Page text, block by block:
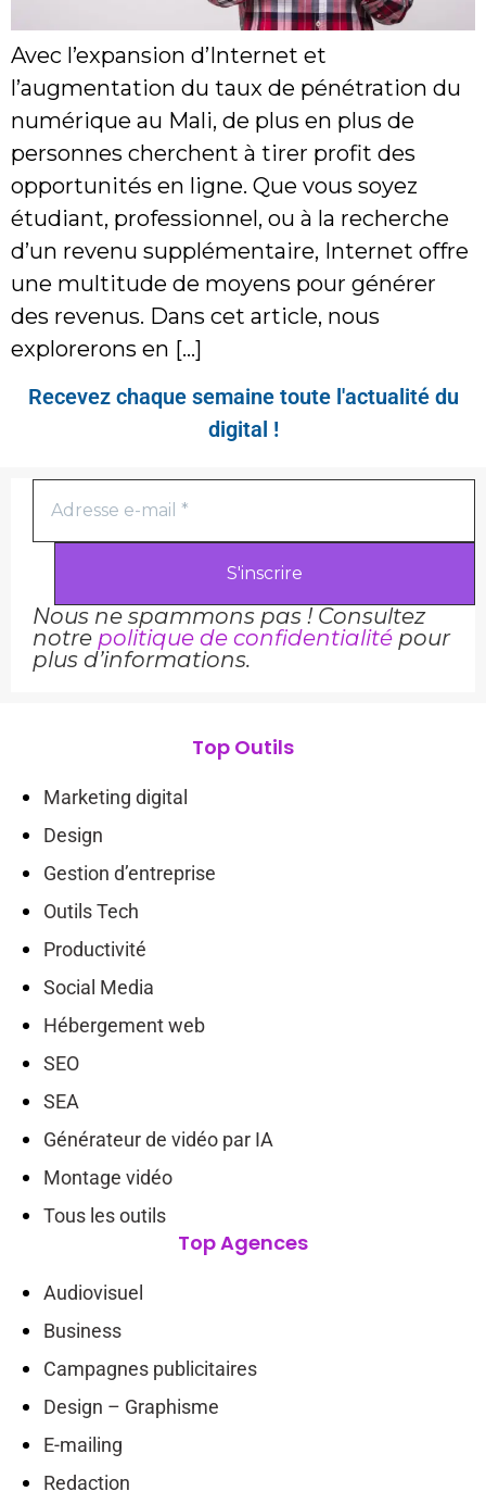
Avec l’expansion d’Internet et
l’augmentation du taux de pénétration du
numérique au Mali, de plus en plus de
personnes cherchent à tirer profit des
opportunités en ligne. Que vous soyez
étudiant, professionnel, ou à la recherche
d’un revenu supplémentaire, Internet offre
une multitude de moyens pour générer
des revenus. Dans cet article, nous
explorerons en […]
Recevez chaque semaine toute l'actualité du
digital !
Nous ne spammons pas ! Consultez
notre politique de confidentialité pour
plus d’informations.
Top Outils
Marketing digital
Design
Gestion d’entreprise
Outils Tech
Productivité
Social Media
Hébergement web
SEO
SEA
Générateur de vidéo par IA
Montage vidéo
Tous les outils
Top Agences
Audiovisuel
Business
Campagnes publicitaires
Design – Graphisme
E-mailing
Redaction